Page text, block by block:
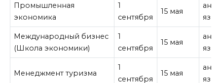
Промышленная
экономика
1
сентября
15 мая
язык
Международный бизнес
(Школа экономики)
1
сентября
15 мая
язык
Менеджмент туризма
1
сентября
15 мая
язык